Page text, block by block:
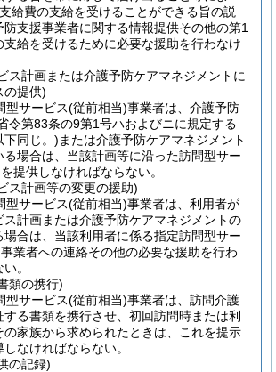
給費の支給を受けることができる旨の説
防支援事業者に関する情報提供その他の第1
支給を受けるために必要な援助を行わなけ
ス計画または介護予防ケアマネジメントに
の提供)
型サービス(従前相当)事業者は、介護予防
令第83条の9第1号ハおよびニに規定する
下同じ。) または介護予防ケアマネジメント
る場合は、当該計画等に沿った訪問型サー
を提供しなければならない。
ス計画等の変更の援助)
型サービス(従前相当)事業者は、利用者が
ス計画または介護予防ケアマネジメントの
場合は、当該利用者に係る指定訪問型サー
事業者への連絡その他の必要な援助を行わ
。
類の携行)
型サービス(従前相当)事業者は、訪問介護
する書類を携行させ、初回訪問時または利
の家族から求められたときは、これを提示
なければならない。
の記録)